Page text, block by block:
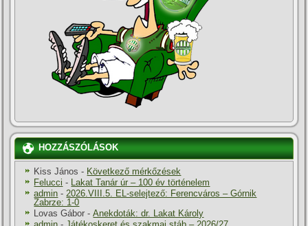
HOZZÁSZÓLÁSOK
Kiss János - Következő mérkőzések
Felucci - Lakat Tanár úr – 100 év történelem
admin -2026.VIII.5. EL-selejtező: Ferencváros – Górnik
Zabrze: 1-0
Lovas Gábor -Anekdoták: dr. Lakat Károly